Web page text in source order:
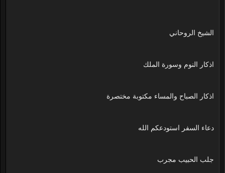
الشيخ الروحاني
اذكار النوم وسورة الملك
اذكار الصباح والمساء مكتوبة مختصرة
دعاء السفر استودعكم الله
جلب الحبيب مجرب